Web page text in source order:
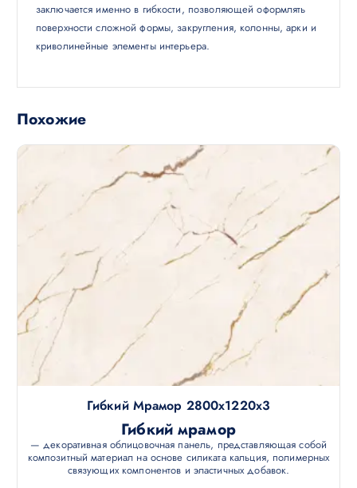
заключается именно в гибкости, позволяющей оформлять
поверхности сложной формы, закругления, колонны, арки и
криволинейные элементы интерьера.
Похожие
Гибкий Мрамор 2800х1220х3
Гибкий мрамор
— декоративная облицовочная панель, представляющая собой
композитный материал на основе силиката кальция, полимерных
связующих компонентов и эластичных добавок.